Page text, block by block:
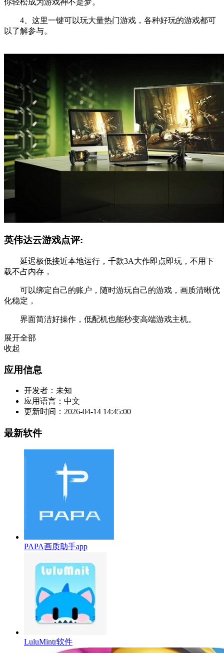
4、这里一键可以玩大量热门游戏，各种好玩的游戏都可
以了解参与。
英伟达云游戏点评:
延迟极低接近本地运行，千款3A大作即点即玩，不用下
载不占内存，
可以绑定自己的账户，随时游玩自己的游戏，画质清晰优
化稳定，
界面简洁好操作，低配机也能秒变高端游戏主机。
展开全部
收起
应用信息
开发者： 未知
应用语言： 中文
更新时间： 2026-04-14 14:45:00
最新软件
PAPA画质助手app
LuluMintr软件